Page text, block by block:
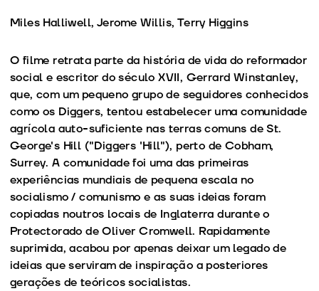
Miles Halliwell, Jerome Willis, Terry Higgins
O filme retrata parte da história de vida do reformador
social e escritor do século XVII, Gerrard Winstanley,
que, com um pequeno grupo de seguidores conhecidos
como os Diggers, tentou estabelecer uma comunidade
agrícola auto-suficiente nas terras comuns de St.
George's Hill ("Diggers 'Hill"), perto de Cobham,
Surrey. A comunidade foi uma das primeiras
experiências mundiais de pequena escala no
socialismo / comunismo e as suas ideias foram
copiadas noutros locais de Inglaterra durante o
Protectorado de Oliver Cromwell. Rapidamente
suprimida, acabou por apenas deixar um legado de
ideias que serviram de inspiração a posteriores
gerações de teóricos socialistas.